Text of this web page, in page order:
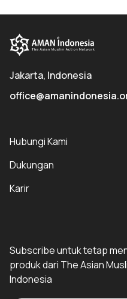
Jakarta, Indonesia
Hubungi Kami
Dukungan
Karir
Subscribe untuk tetap
produk dari The Asian
Indonesia